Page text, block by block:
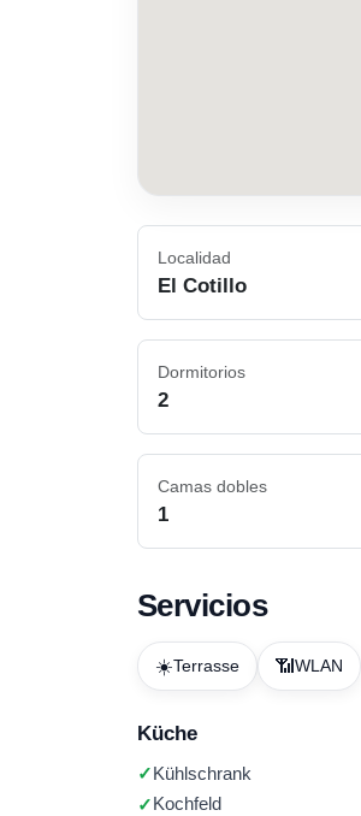
Localidad
El Cotillo
Dormitorios
2
Camas dobles
1
Servicios
☀️Terrasse 📶 WLAN
Küche
Kühlschrank
Kochfeld